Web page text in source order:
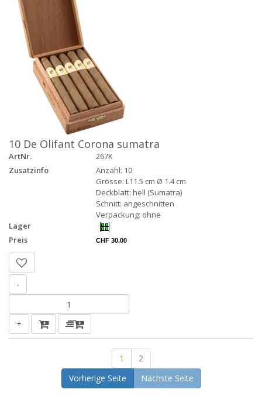
10 De Olifant Corona sumatra
ArtNr.
267K
Zusatzinfo
Anzahl: 10
Grösse: L11.5 cm Ø 1.4 cm
Deckblatt: hell (Sumatra)
Schnitt: angeschnitten
Verpackung: ohne
Lager
Preis
CHF 30.00
-
+
1
2
Vorherige Seite
Nächste Seite